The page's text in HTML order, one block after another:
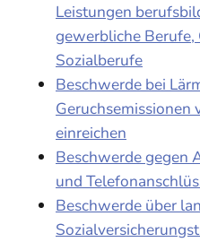
Leistungen
gewerbliche
Sozialberufe
Beschwerde bei
Geruchsemissionen
einreichen
Beschwerde gegen
und
Beschwerde über